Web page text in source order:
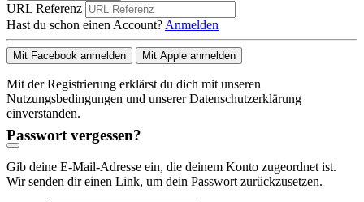
URL Referenz
Hast du schon einen Account? Anmelden
Mit Facebook anmelden Mit Apple anmelden
Mit der Registrierung erklärst du dich mit unseren
Nutzungsbedingungen und unserer Datenschutzerklärung
einverstanden.
Passwort vergessen?
Gib deine E-Mail-Adresse ein, die deinem Konto zugeordnet ist.
Wir senden dir einen Link, um dein Passwort zurückzusetzen.